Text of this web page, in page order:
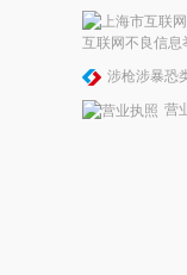
互联网不良信息
涉枪涉暴恐
营